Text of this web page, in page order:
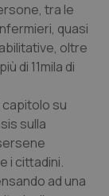
tra le
quasi
oltre
di 11mila di
su
sulla
i cittadini.
ad una